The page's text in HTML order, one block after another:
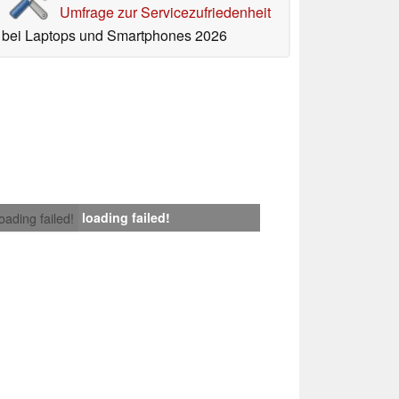
Umfrage zur Servicezufriedenheit
bei Laptops und Smartphones 2026
failed! loading failed!